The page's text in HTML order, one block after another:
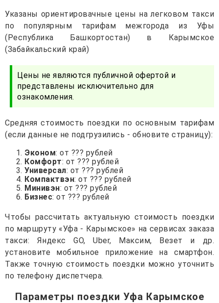
Указаны ориентировачные цены на легковом такси
по популярным тарифам межгорода из Уфы
(Республика Башкортостан) в Карымское
(Забайкальский край)
Цены не являются публичной офертой и
представлены исключительно для
ознакомления.
Средняя стоимость поездки по основным тарифам
(если данные не подгрузились - обновите страницу):
Эконом: от ??? рублей
Комфорт: от ??? рублей
Универсал: от ??? рублей
Компактвэн: от ??? рублей
Минивэн: от ??? рублей
Бизнес: от ??? рублей
Чтобы рассчитать актуальную стоимость поездки
по маршруту «Уфа - Карымское» на сервисах заказа
такси: Яндекс GO, Uber, Максим, Везет и др.
установите мобильное приложение на смартфон.
Также точную стоимость поездки можно уточнить
по телефону диспетчера.
Параметры поездки Уфа Карымское